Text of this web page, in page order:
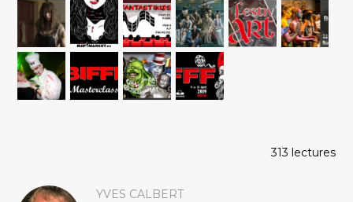
313 lectures
YVES CALBERT